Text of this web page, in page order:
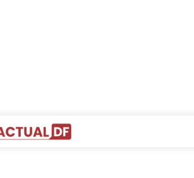
GOIÁS & ENTORNO DF